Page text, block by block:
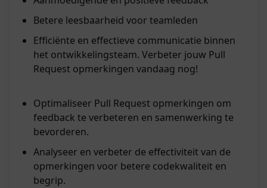
Betere leesbaarheid voor teamleden
Efficiënte en effectieve communicatie binnen
het ontwikkelingsteam. Verbeter jouw Pull
Request opmerkingen vandaag nog!
Optimaliseer Pull Request opmerkingen om
feedback te verbeteren en samenwerking te
bevorderen.
Analyseer en verbeter de effectiviteit van de
opmerkingen voor betere codekwaliteit en
begrip.